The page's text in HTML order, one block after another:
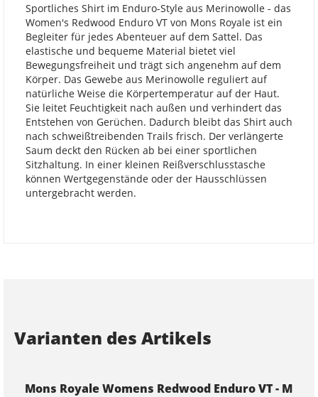
Sportliches Shirt im Enduro-Style aus Merinowolle - das
Women's Redwood Enduro VT von Mons Royale ist ein
Begleiter für jedes Abenteuer auf dem Sattel. Das
elastische und bequeme Material bietet viel
Bewegungsfreiheit und trägt sich angenehm auf dem
Körper. Das Gewebe aus Merinowolle reguliert auf
natürliche Weise die Körpertemperatur auf der Haut.
Sie leitet Feuchtigkeit nach außen und verhindert das
Entstehen von Gerüchen. Dadurch bleibt das Shirt auch
nach schweißtreibenden Trails frisch. Der verlängerte
Saum deckt den Rücken ab bei einer sportlichen
Sitzhaltung. In einer kleinen Reißverschlusstasche
können Wertgegenstände oder der Hausschlüssen
untergebracht werden.
Varianten des Artikels
Mons Royale Womens Redwood Enduro VT - M